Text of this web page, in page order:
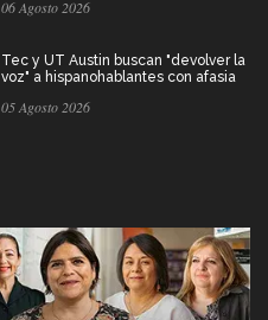
06 Agosto 2026
Tec y UT Austin buscan "devolver la
voz" a hispanohablantes con afasia
05 Agosto 2026